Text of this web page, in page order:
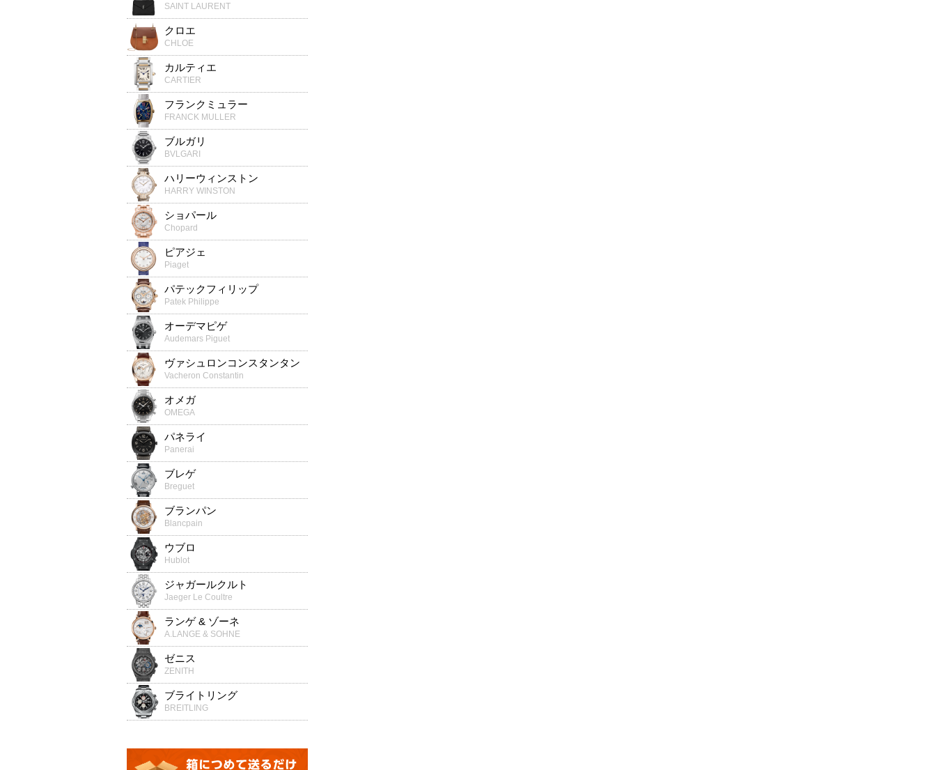
SAINT LAURENT
クロエ
CHLOE
カルティエ
CARTIER
フランクミュラー
FRANCK MULLER
ブルガリ
BVLGARI
ハリーウィンストン
HARRY WINSTON
ショパール
Chopard
ピアジェ
Piaget
パテックフィリップ
Patek Philippe
オーデマピゲ
Audemars Piguet
ヴァシュロンコンスタンタン
Vacheron Constantin
オメガ
OMEGA
パネライ
Panerai
ブレゲ
Breguet
ブランパン
Blancpain
ウブロ
Hublot
ジャガールクルト
Jaeger Le Coultre
ランゲ & ゾーネ
A.LANGE & SOHNE
ゼニス
ZENITH
ブライトリング
BREITLING